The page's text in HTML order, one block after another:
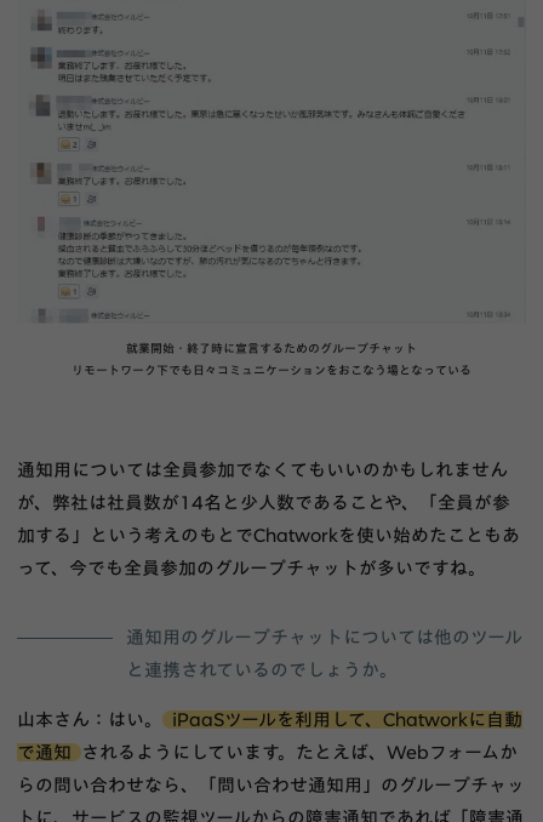
就業開始・終了時に宣言するためのグループチャット
リモートワーク下でも日々コミュニケーションをおこなう場となっている
通知用については全員参加でなくてもいいのかもしれません
が、弊社は社員数が14名と少人数であることや、「全員が参
加する」という考えのもとでChatworkを使い始めたこともあ
って、今でも全員参加のグループチャットが多いですね。
通知用のグループチャットについては他のツール
と連携されているのでしょうか。
山本さん：はい。
iPaaSツールを利用して、Chatworkに自動
で通知
されるようにしています。たとえば、Webフォームか
らの問い合わせなら、「問い合わせ通知用」のグループチャッ
トに、サービスの監視ツールからの障害通知であれば「障害通